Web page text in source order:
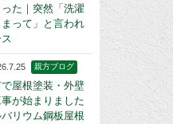
た｜突然「洗濯
って」と言われ
親方ブログ
屋根塗装・外壁
が始まりました
バリウム鋼板屋根